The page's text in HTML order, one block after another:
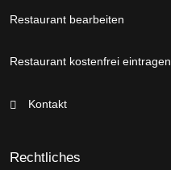
Restaurant bearbeiten
Restaurant kostenfrei eintragen
Kontakt
Rechtliches